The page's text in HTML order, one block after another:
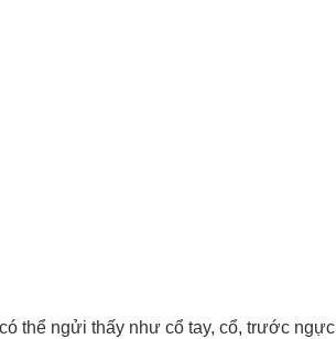
thể ngửi thấy như cổ tay, cổ, trước